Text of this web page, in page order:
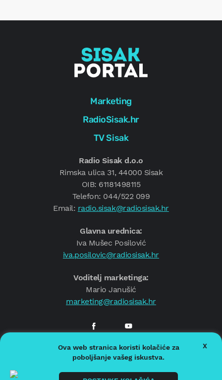
Marketing
RadioSisak.hr
TV Sisak
Radio Sisak d.o.o
Rimska ulica 31, 44000 Sisak
OIB: 61181498115
Telefon: 044/522 099
Email: radio.sisak@radiosisak.hr
Glavna urednica:
Iva Mušec Posilović
iva.posilovic@radiosisak.hr
Voditelj marketinga:
Mario Janušić
marketing@radiosisak.hr
© 2026.Radio Sisak
Politika privatnosti
Politika kolačića
Ova web stranica koristi kolačiće za
poboljšanje vašeg iskustva.
X